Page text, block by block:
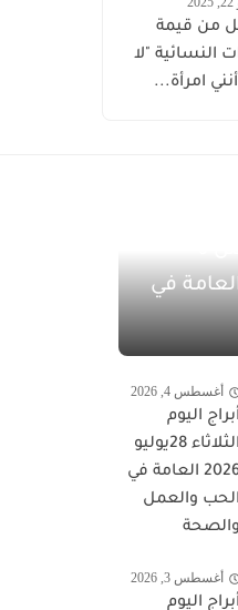
من قيمة
النسائية "لا
امرأة...
2026 العامة في
أغسطس 4, 2026
أبراج اليوم
الثلاثاء 28يوليو
2026 العامة في
الحب والعمل
والصحة
أغسطس 3, 2026
أبراج اليوم